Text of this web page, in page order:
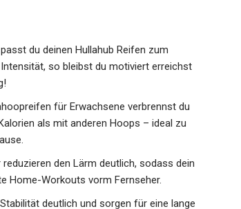
du deinen Hullahub Reifen zum
so bleibst du motiviert erreichst
für Erwachsene verbrennst du
als mit anderen Hoops – ideal zu
reduzieren den Lärm deutlich, sodass dein
Home-Workouts vorm Fernseher.
deutlich und sorgen für eine lange